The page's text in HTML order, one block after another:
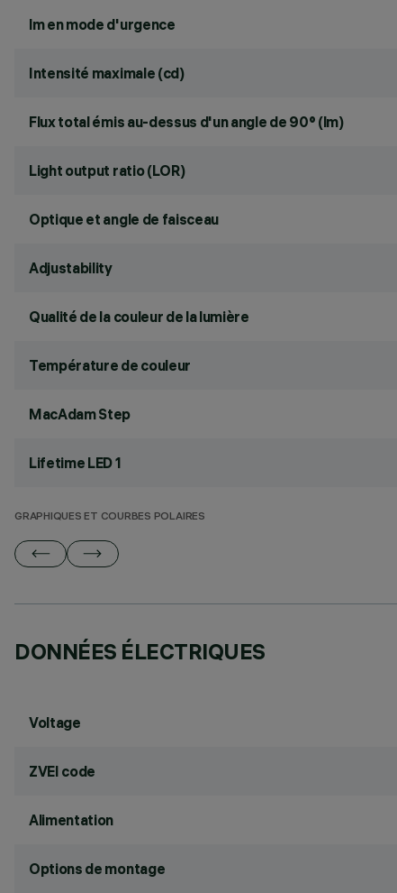
lm en mode d'urgence
Intensité maximale (cd)
Flux total émis au-dessus d'un angle de 90° (lm)
Light output ratio (LOR)
Optique et angle de faisceau
Adjustability
Qualité de la couleur de la lumière
Température de couleur
MacAdam Step
Lifetime LED 1
GRAPHIQUES ET COURBES POLAIRES
DONNÉES ÉLECTRIQUES
Voltage
ZVEI code
Alimentation
Options de montage